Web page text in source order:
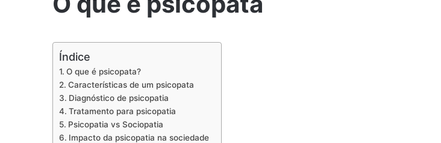
Índice
O que é psicopata?
Características de um psicopata
Diagnóstico de psicopatia
Tratamento para psicopatia
Psicopatia vs Sociopatia
Impacto da psicopatia na sociedade